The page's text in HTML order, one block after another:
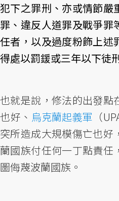
犯下之罪刑、亦或情節嚴
罪、違反人道罪及戰爭罪
任者，以及過度粉飾上述
得處以罰鍰或三年以下徒
也就是說，修法的出發點
也好、 烏克蘭起義軍 （
突所造成大規模傷亡也好
蘭國族付任何一丁點責任
圖侮蔑波蘭國族。